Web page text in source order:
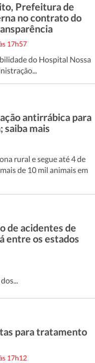
Prefeitura de
no contrato do
17h57
do Hospital Nossa
antirrábica para
saiba mais
rural e segue até 4 de
de 10 mil animais em
de acidentes de
entre os estados
para tratamento
17h12